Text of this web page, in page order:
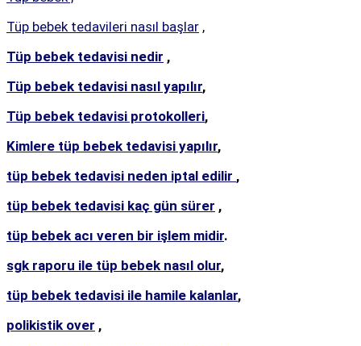
Tüp bebek tedavileri nasıl başlar ,
Tüp bebek tedavisi nedir ,
Tüp bebek tedavisi nasıl yapılır,
Tüp bebek tedavisi protokolleri,
Kimlere tüp bebek tedavisi yapılır,
tüp bebek tedavisi neden iptal edilir ,
tüp bebek tedavisi kaç gün sürer ,
tüp bebek acı veren bir işlem midir.
sgk raporu ile tüp bebek nasıl olur,
tüp bebek tedavisi ile hamile kalanlar,
polikistik over ,